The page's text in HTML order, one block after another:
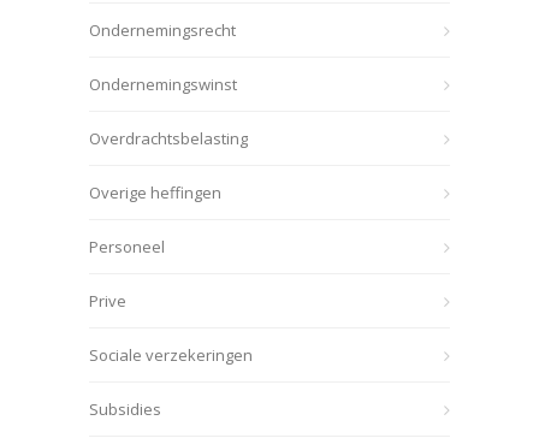
Ondernemingsrecht
Ondernemingswinst
Overdrachtsbelasting
Overige heffingen
Personeel
Prive
Sociale verzekeringen
Subsidies